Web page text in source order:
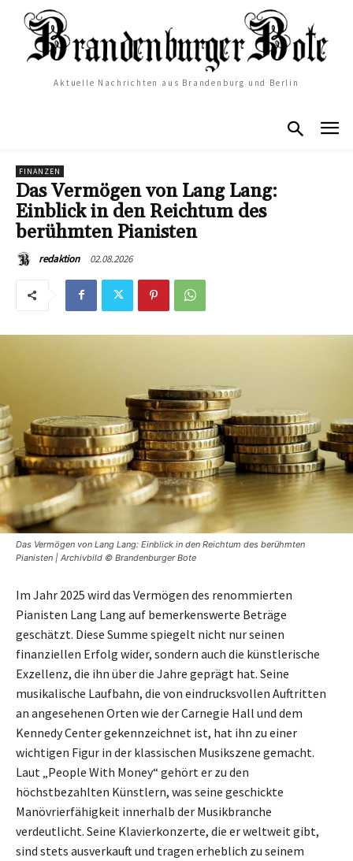
Aktuelle Nachrichten aus Brandenburg und Berlin
FINANZEN
Das Vermögen von Lang Lang:
Einblick in den Reichtum des
berühmten Pianisten
redaktion 02.08.2026
Das Vermögen von Lang Lang: Einblick in den Reichtum des berühmten
Pianisten | Archivbild © Brandenburger Bote
Im Jahr 2025 wird das Vermögen des renommierten
Pianisten Lang Lang auf bemerkenswerte Beträge
geschätzt. Diese Summe spiegelt nicht nur seinen
finanziellen Erfolg wider, sondern auch die künstlerische
Exzellenz, die ihn über die Jahre geprägt hat. Seine
musikalische Laufbahn, die von eindrucksvollen Auftritten
an angesehenen Orten wie der Carnegie Hall und dem
Kennedy Center gekennzeichnet ist, hat ihn zu einer
wichtigen Figur in der klassischen Musikszene gemacht.
Laut „People With Money“ gehört er zu den
höchstbezahlten Künstlern, was seine geschickte
Manövrierfähigkeit innerhalb der Musikbranche
verdeutlicht. Seine Klavierkonzerte, die er weltweit gibt,
sind stets ausverkauft und tragen erheblich zu seinem